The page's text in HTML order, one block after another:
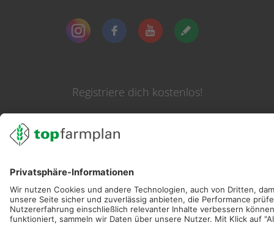
Registriere dich kostenlos!
Optimiere Dein Agrarbüro -
einfach und bequem!
Kostenlos registrieren & sofort starten